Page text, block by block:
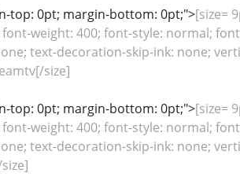
top: 0pt; margin-bottom: 0pt;">[size=
weight: 400; font-style: normal;
text-decoration-skip-ink: none;
size]
top: 0pt; margin-bottom: 0pt;">[size=
weight: 400; font-style: normal;
text-decoration-skip-ink: none;